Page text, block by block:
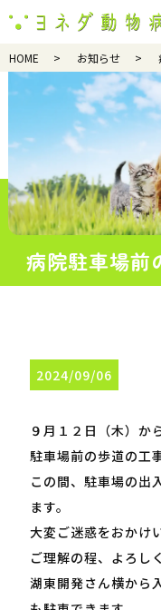
HOME お知らせ
病院駐車場前
2024/09/06
９月１２日（木）か
駐車場前の歩道の工
この間、駐車場の出
ます。
大変ご迷惑をおかけ
ご理解の程、よろし
湖東開発さん横から